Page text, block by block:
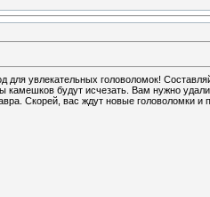
для увлекательных головоломок!
будут исчезать. Вам нужно
Скорей, вас ждут новые головоломки и